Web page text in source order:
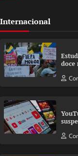
Internacional
doce